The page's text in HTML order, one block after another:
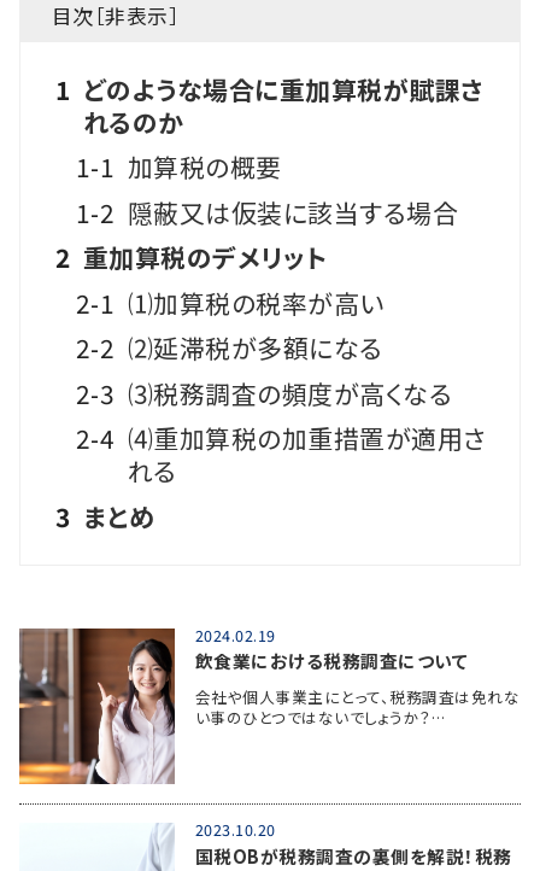
目次［非表示］
1 どのような場合に重加算税が賦課さ
れるのか
1-1 加算税の概要
1-2 隠蔽又は仮装に該当する場合
2 重加算税のデメリット
2-1 ⑴加算税の税率が高い
2-2 ⑵延滞税が多額になる
2-3 ⑶税務調査の頻度が高くなる
2-4 ⑷重加算税の加重措置が適用さ
れる
3 まとめ
2024.02.19
飲食業における税務調査について
会社や個人事業主にとって、税務調査は免れな
い事のひとつではないでしょうか？…
2023.10.20
国税OBが税務調査の裏側を解説！税務